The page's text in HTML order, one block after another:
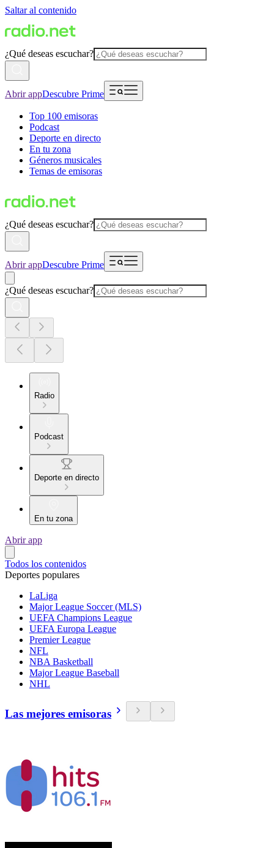
Saltar al contenido
¿Qué deseas escuchar?
Abrir appDescubre Prime
Top 100 emisoras
Podcast
Deporte en directo
En tu zona
Géneros musicales
Temas de emisoras
¿Qué deseas escuchar?
Abrir appDescubre Prime
¿Qué deseas escuchar?
Radio
Podcast
Deporte en directo
En tu zona
Abrir app
Todos los contenidos
Deportes populares
LaLiga
Major League Soccer (MLS)
UEFA Champions League
UEFA Europa League
Premier League
NFL
NBA Basketball
Major League Baseball
NHL
Las mejores emisoras